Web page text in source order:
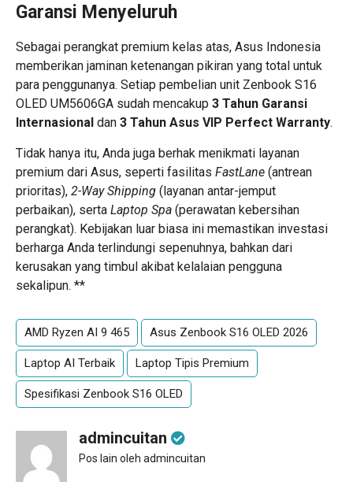
Garansi Menyeluruh
Sebagai perangkat premium kelas atas, Asus Indonesia
memberikan jaminan ketenangan pikiran yang total untuk
para penggunanya. Setiap pembelian unit Zenbook S16
OLED UM5606GA sudah mencakup 3 Tahun Garansi
Internasional dan 3 Tahun Asus VIP Perfect Warranty.
Tidak hanya itu, Anda juga berhak menikmati layanan
premium dari Asus, seperti fasilitas FastLane (antrean
prioritas), 2-Way Shipping (layanan antar-jemput
perbaikan), serta Laptop Spa (perawatan kebersihan
perangkat). Kebijakan luar biasa ini memastikan investasi
berharga Anda terlindungi sepenuhnya, bahkan dari
kerusakan yang timbul akibat kelalaian pengguna
sekalipun. **
AMD Ryzen AI 9 465 Asus Zenbook S16 OLED 2026
Laptop AI Terbaik Laptop Tipis Premium
Spesifikasi Zenbook S16 OLED
admincuitan
Pos lain oleh admincuitan